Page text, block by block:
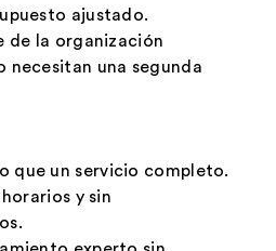
ajustado.
de la organización
necesitan una segunda
que un servicio completo.
y sin